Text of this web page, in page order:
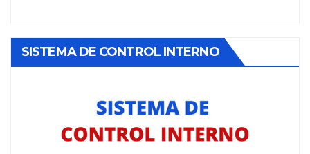
SISTEMA DE CONTROL INTERNO